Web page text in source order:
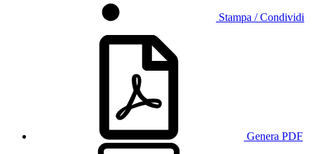
Stampa / Condividi
Genera PDF